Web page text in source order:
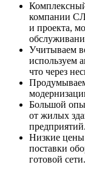
компании
и проекта,
Учитываем
используем
что через
Большой
от жилых
предприятий.
Низкие цены
поставки
готовой сети.